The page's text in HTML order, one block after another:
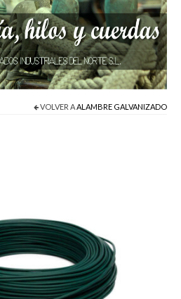
VOLVER AALAMBRE GALVANIZADO